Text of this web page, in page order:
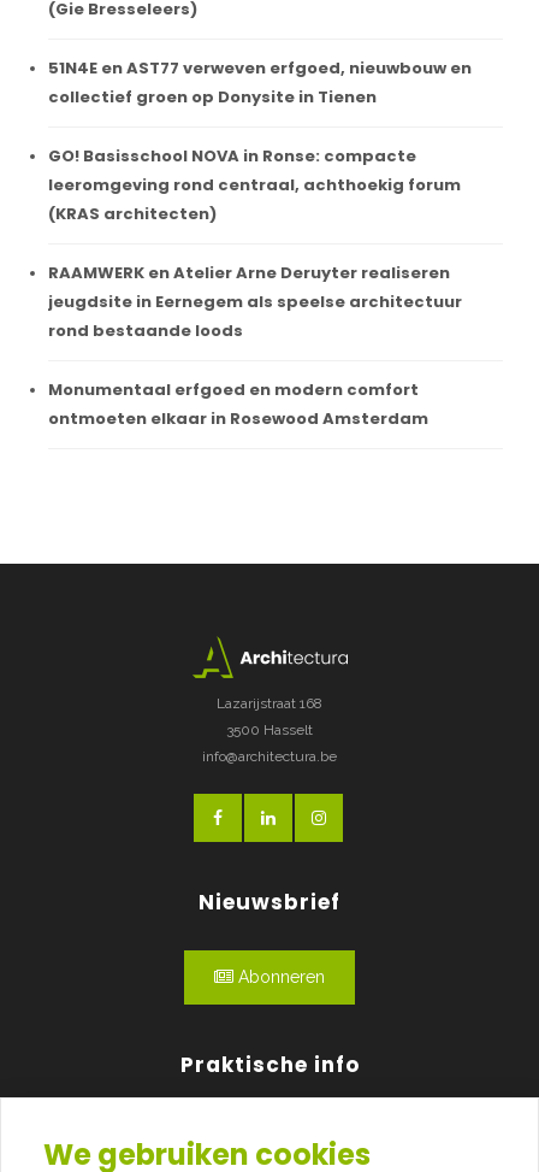
(Gie Bresseleers)
51N4E en AST77 verweven erfgoed, nieuwbouw en
collectief groen op Donysite in Tienen
GO! Basisschool NOVA in Ronse: compacte
leeromgeving rond centraal, achthoekig forum
(KRAS architecten)
RAAMWERK en Atelier Arne Deruyter realiseren
jeugdsite in Eernegem als speelse architectuur
rond bestaande loods
Monumentaal erfgoed en modern comfort
ontmoeten elkaar in Rosewood Amsterdam
Lazarijstraat 168
3500 Hasselt
info@architectura.be
Nieuwsbrief
Abonneren
Praktische info
We gebruiken cookies